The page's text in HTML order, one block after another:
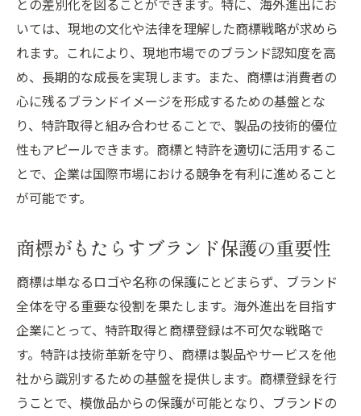
との差別化を図ることができます。特に、海外進出にお
いては、現地の文化や法律を理解した商標戦略が求めら
れます。これにより、現地市場でのブランド認知度を高
め、長期的な成長を実現します。また、商標は消費者の
心に残るブランドイメージを形成するための基盤とな
り、特許取得と組み合わせることで、製品の技術的優位
性もアピールできます。商標と特許を適切に活用するこ
とで、企業は国際市場における競争を有利に進めること
が可能です。
商標がもたらすブランド保護の重要性
商標は単なるロゴや名称の保護にとどまらず、ブランド
全体を守る重要な役割を果たします。海外進出を目指す
企業にとって、特許取得と商標登録は不可欠な戦略で
す。特許は技術革新を守り、商標は製品やサービスを他
社から識別するための基盤を提供します。商標登録を行
うことで、模倣品からの保護が可能となり、ブランドの